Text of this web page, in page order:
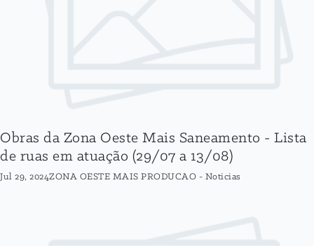
Obras da Zona Oeste Mais Saneamento - Lista
de ruas em atuação (29/07 a 13/08)
Jul 29, 2024ZONA OESTE MAIS PRODUCAO - Noticias